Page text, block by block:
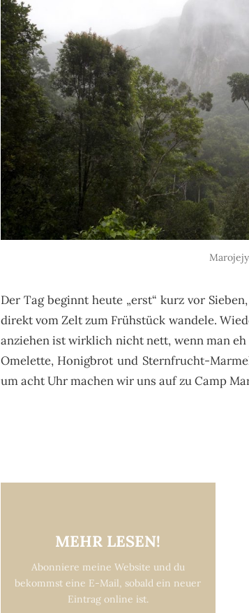
Marojejy
Der Tag beginnt heute „erst“ kurz vor
direkt vom Zelt zum Frühstück wandele.
anziehen ist wirklich nicht nett, wenn man
Omelette, Honigbrot und Sternfrucht-
um acht Uhr machen wir uns auf zu Camp
MEHR LESEN!
Abonniere meine Website und du
bekommst eine E-Mail, sobald ein neuer
Eintrag online ist.